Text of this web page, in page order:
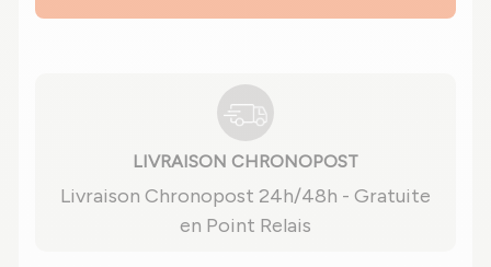
LIVRAISON CHRONOPOST
Livraison Chronopost 24h/48h - Gratuite
en Point Relais